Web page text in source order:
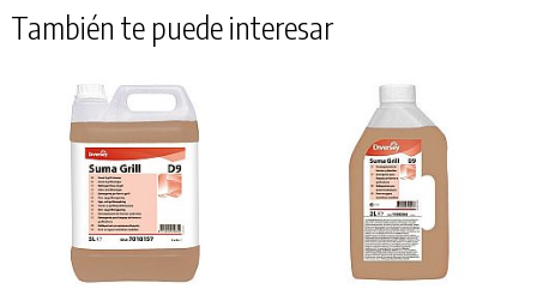
También te puede interesar